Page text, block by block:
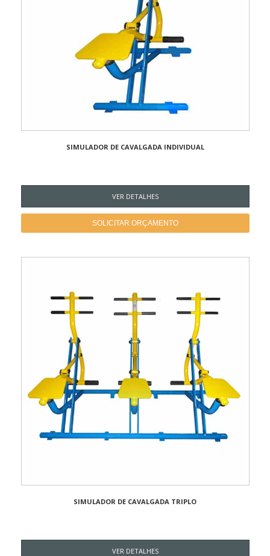
SIMULADOR DE CAVALGADA INDIVIDUAL
VER DETALHES
SOLICITAR ORÇAMENTO
SIMULADOR DE CAVALGADA TRIPLO
VER DETALHES